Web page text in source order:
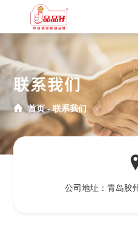
联系我们
首页 联系我们
公司地址：青岛胶